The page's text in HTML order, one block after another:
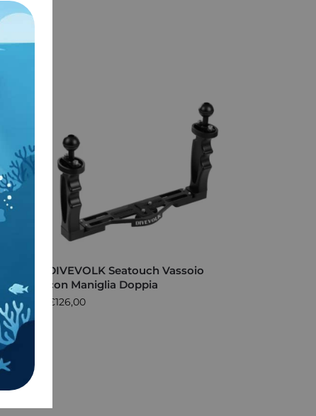
DIVEVOLK Seatouch Vassoio
con Maniglia Doppia
€126,00